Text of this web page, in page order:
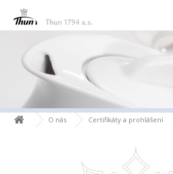
O nás Certifikáty a prohlášení